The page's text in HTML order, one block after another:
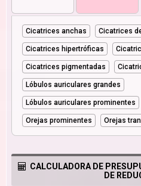
Cicatrices anchas Cicatrices
Cicatrices hipertróficas
Cicatrices pigmentadas
Lóbulos auriculares grandes
Lóbulos auriculares prominentes
Orejas prominentes Orejas
CALCULADORA DE
DE